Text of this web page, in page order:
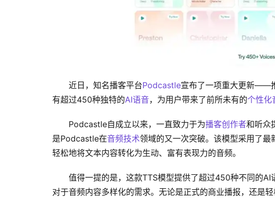
近日，知名播客平台Podcastle宣布了一项重大更新——
有超过450种独特的AI语音，为用户带来了前所未有的个性化
Podcastle自成立以来，一直致力于为播客创作者和听众
是Podcastle在音频技术领域的又一次突破。该模型采用了
轻松地将文本内容转化为生动、富有表现力的音频。
值得一提的是，这款TTS模型提供了超过450种不同的
对于音频内容多样化的需求。无论是正式的商业播报，还是